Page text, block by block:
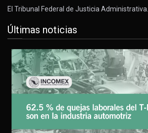
El Tribunal Federal de Justicia Administrativa…
Últimas noticias